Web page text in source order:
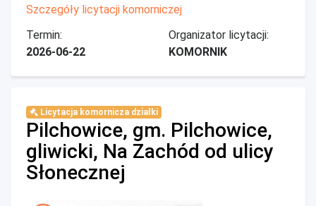
Szczegóły licytacji komorniczej
Termin:
2026-06-22
Organizator licytacji:
KOMORNIK
Licytacja komornicza działki
Pilchowice, gm. Pilchowice,
gliwicki, Na Zachód od ulicy
Słonecznej